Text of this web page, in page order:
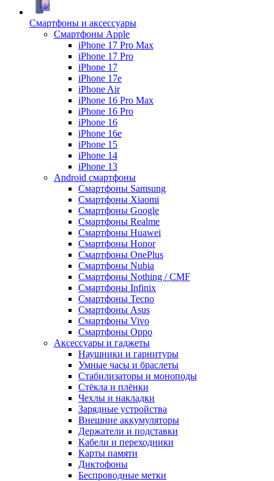
Смартфоны и аксессуары
Смартфоны Apple
iPhone 17 Pro Max
iPhone 17 Pro
iPhone 17
iPhone 17e
iPhone Air
iPhone 16 Pro Max
iPhone 16 Pro
iPhone 16
iPhone 16e
iPhone 15
iPhone 14
iPhone 13
Android cмартфоны
Смартфоны Samsung
Смартфоны Xiaomi
Смартфоны Google
Смартфоны Realme
Смартфоны Huawei
Смартфоны Honor
Смартфоны OnePlus
Смартфоны Nubia
Смартфоны Nothing / CMF
Смартфоны Infinix
Смартфоны Tecno
Смартфоны Asus
Смартфоны Vivo
Смартфоны Oppo
Аксессуары и гаджеты
Наушники и гарнитуры
Умные часы и браслеты
Стабилизаторы и моноподы
Стёкла и плёнки
Чехлы и накладки
Зарядные устройства
Внешние аккумуляторы
Держатели и подставки
Кабели и переходники
Карты памяти
Диктофоны
Беспроводные метки